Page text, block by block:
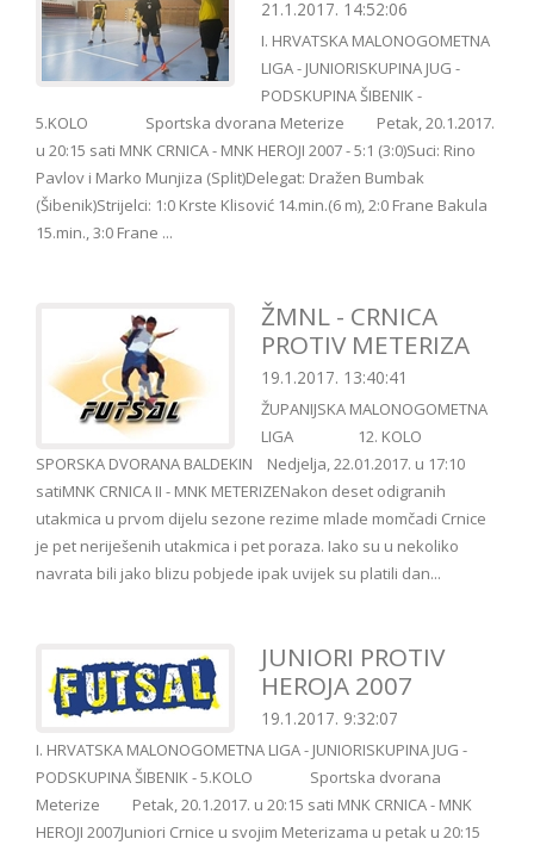
21.1.2017. 14:52:06
I. HRVATSKA MALONOGOMETNA
LIGA - JUNIORISKUPINA JUG -
PODSKUPINA ŠIBENIK -
5.KOLO Sportska dvorana Meterize Petak, 20.1.2017.
u 20:15 sati MNK CRNICA - MNK HEROJI 2007 - 5:1 (3:0)Suci: Rino
Pavlov i Marko Munjiza (Split)Delegat: Dražen Bumbak
(Šibenik)Strijelci: 1:0 Krste Klisović 14.min.(6 m), 2:0 Frane Bakula
15.min., 3:0 Frane ...
ŽMNL - CRNICA
PROTIV METERIZA
19.1.2017. 13:40:41
ŽUPANIJSKA MALONOGOMETNA
LIGA 12. KOLO
SPORSKA DVORANA BALDEKIN Nedjelja, 22.01.2017. u 17:10
satiMNK CRNICA II - MNK METERIZENakon deset odigranih
utakmica u prvom dijelu sezone rezime mlade momčadi Crnice
je pet neriješenih utakmica i pet poraza. Iako su u nekoliko
navrata bili jako blizu pobjede ipak uvijek su platili dan...
JUNIORI PROTIV
HEROJA 2007
19.1.2017. 9:32:07
I. HRVATSKA MALONOGOMETNA LIGA - JUNIORISKUPINA JUG -
PODSKUPINA ŠIBENIK - 5.KOLO Sportska dvorana
Meterize Petak, 20.1.2017. u 20:15 sati MNK CRNICA - MNK
HEROJI 2007Juniori Crnice u svojim Meterizama u petak u 20:15